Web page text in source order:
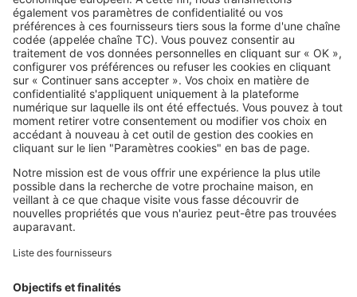
système HLM est sous pression
SeLoger c'est aussi
Retrouvez-nous sur ...